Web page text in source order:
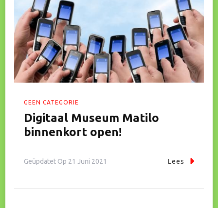
GEEN CATEGORIE
Digitaal Museum Matilo
binnenkort open!
Geüpdatet Op 21 Juni 2021 Lees